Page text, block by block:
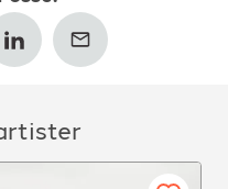
eineståande repertoar med